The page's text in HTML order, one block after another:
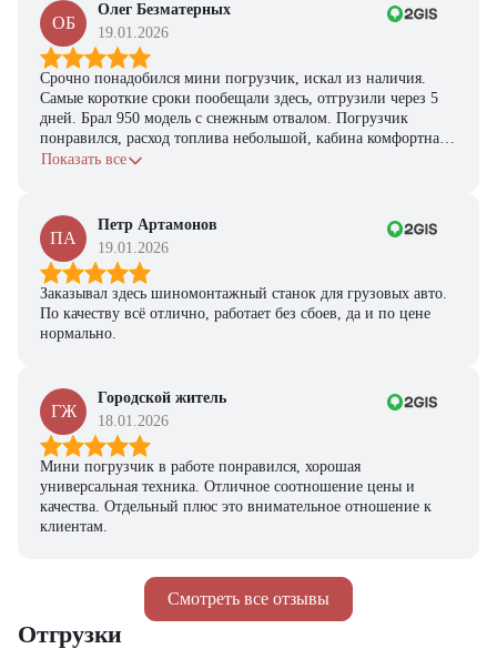
Смотреть все отзывы
ОБ
Олег Безматерных
19.01.2026
Срочно понадобился мини погрузчик, искал из наличия.
Самые короткие сроки пообещали здесь, отгрузили через 5
дней. Брал 950 модель с снежным отвалом. Погрузчик
понравился, расход топлива небольшой, кабина комфортная,
с задачами справляется.
Показать все
ПА
Петр Артамонов
19.01.2026
Заказывал здесь шиномонтажный станок для грузовых авто.
По качеству всё отлично, работает без сбоев, да и по цене
нормально.
ГЖ
Городской житель
18.01.2026
Мини погрузчик в работе понравился, хорошая
универсальная техника. Отличное соотношение цены и
качества. Отдельный плюс это внимательное отношение к
клиентам.
Отгрузки